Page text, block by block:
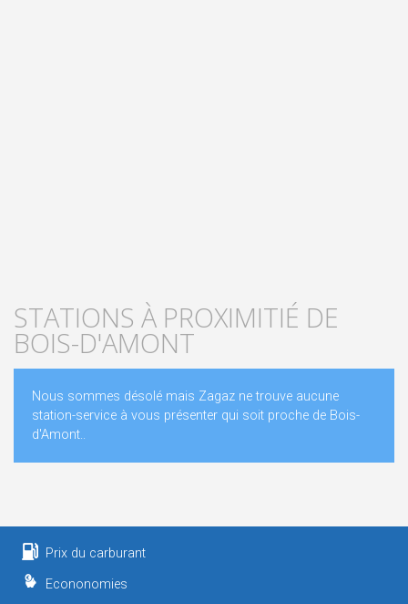
STATIONS À PROXIMITIÉ DE
BOIS-D'AMONT
Nous sommes désolé mais Zagaz ne trouve aucune
station-service à vous présenter qui soit proche de Bois-
d'Amont..
Prix du carburant
Econonomies